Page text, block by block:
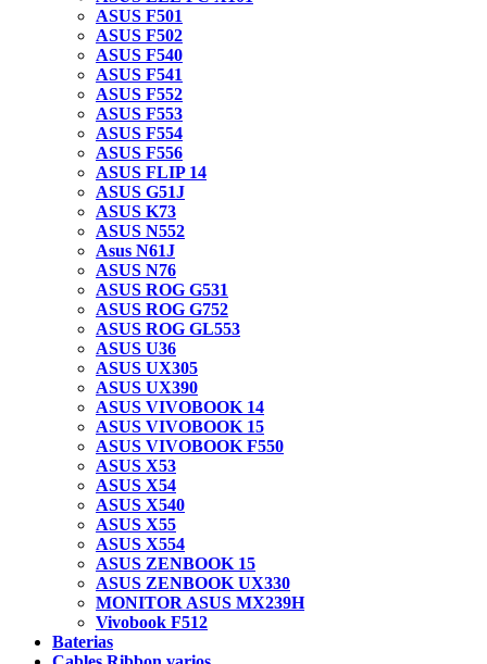
ASUS F501
ASUS F502
ASUS F540
ASUS F541
ASUS F552
ASUS F553
ASUS F554
ASUS F556
ASUS FLIP 14
ASUS G51J
ASUS K73
ASUS N552
Asus N61J
ASUS N76
ASUS ROG G531
ASUS ROG G752
ASUS ROG GL553
ASUS U36
ASUS UX305
ASUS UX390
ASUS VIVOBOOK 14
ASUS VIVOBOOK 15
ASUS VIVOBOOK F550
ASUS X53
ASUS X54
ASUS X540
ASUS X55
ASUS X554
ASUS ZENBOOK 15
ASUS ZENBOOK UX330
MONITOR ASUS MX239H
Vivobook F512
Baterias